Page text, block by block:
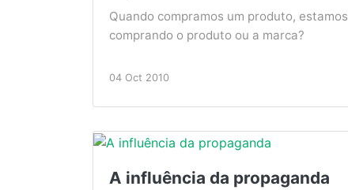
Quando compramos um produto, estamos
comprando o produto ou a marca?
04 Oct 2010
A influência da propaganda